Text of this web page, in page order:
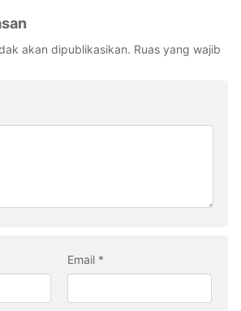
akan dipublikasikan. Ruas yang wajib
Email *